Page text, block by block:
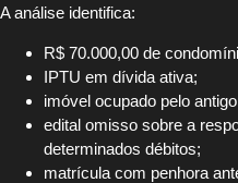
A análise identifica:
R$ 70.000,00 de
IPTU em dívida ativa;
imóvel ocupado pelo
edital omisso sobre a
determinados débitos;
matrícula com penhora